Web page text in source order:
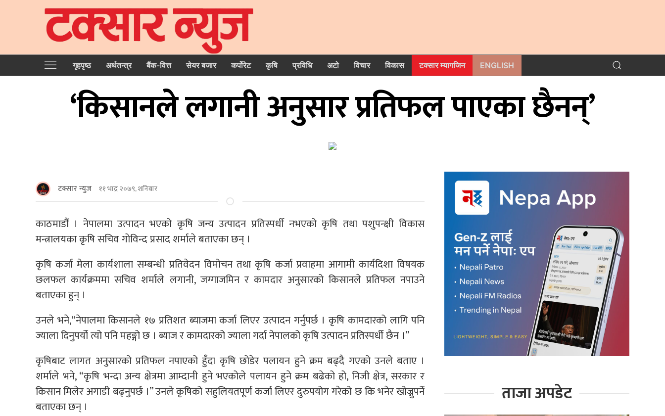
गृहपृष्‍ठ अर्थतन्त्र बैंक-वित्त सेयर बजार कर्पोरेट कृषि प्रविधि अटो विचार विकास टक्सार म्यागजिन ENGLISH
‘किसानले लगानी अनुसार प्रतिफल पाएका छैनन्’
टक्सार न्युज ११ भाद्र २०७९, शनिबार
काठमाडौं । नेपालमा उत्पादन भएको कृषि जन्य उत्पादन प्रतिस्पर्धी नभएको कृषि तथा पशुपन्क्षी विकास
मन्त्रालयका कृषि सचिव गोविन्द प्रसाद शर्माले बताएका छन् ।
कृषि कर्जा मेला कार्यशाला सम्बन्धी प्रतिवेदन विमोचन तथा कृषि कर्जा प्रवाहमा आगामी कार्यदिशा विषयक
छलफल कार्यक्रममा सचिव शर्माले लगानी, जग्गाजमिन र कामदार अनुसारको किसानले प्रतिफल नपाउने
बताएका हुन् ।
उनले भने,“नेपालमा किसानले १७ प्रतिशत ब्याजमा कर्जा लिएर उत्पादन गर्नुपर्छ । कृषि कामदारको लागि पनि
ज्याला दिनुपर्यो त्यो पनि महङ्गो छ । ब्याज र कामदारको ज्याला गर्दा नेपालको कृषि उत्पादन प्रतिस्पर्धी छैन ।”
कृषिबाट लागत अनुसारको प्रतिफल नपाएको हुँदा कृषि छोडेर पलायन हुने क्रम बढ्दै गएको उनले बताए ।
शर्माले भने, “कृषि भन्दा अन्य क्षेत्रमा आम्दानी हुने भएकोले पलायन हुने क्रम बढेको हो, निजी क्षेत्र, सरकार र
किसान मिलेर अगाडी बढ्नुपर्छ ।” उनले कृषिको सहुलियतपूर्ण कर्जा लिएर दुरुपयोग गरेको छ कि भनेर खोज्नुपर्ने
बताएका छन् ।
ताजा अपडेट